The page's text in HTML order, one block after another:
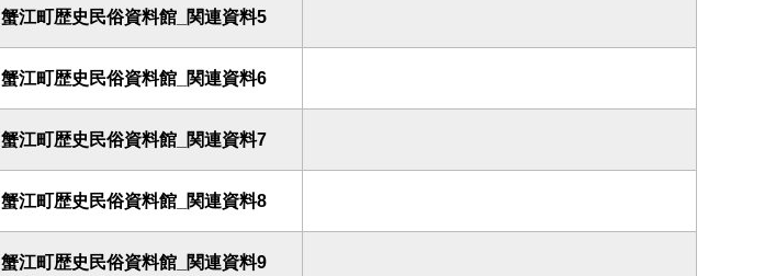
蟹江町歴史民俗資料館_関連資料5
蟹江町歴史民俗資料館_関連資料6
蟹江町歴史民俗資料館_関連資料7
蟹江町歴史民俗資料館_関連資料8
蟹江町歴史民俗資料館_関連資料9